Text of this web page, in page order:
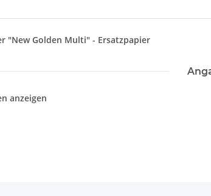
"New Golden Multi" - Ersatzpapier
anzeigen